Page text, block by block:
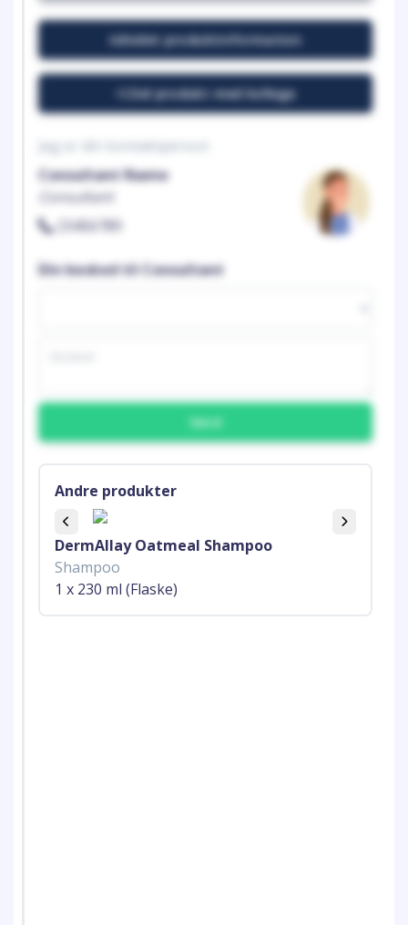
Udvidet produktinformation
Del produkt med kollega
Jeg er din kontaktperson
Consultant Name
Consultant
23456789
Din besked til Consultant
Send
Andre produkter
DermAllay Oatmeal Shampoo
Shampoo
1 x 230 ml (Flaske)